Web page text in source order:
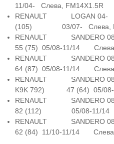
11/04- Слева, FM14X1.5R
RENAULT LOGAN 04-
(105) 03/07- Слева,
RENAULT
55 (75) 05/08-11/14 Слева,
RENAULT
64 (87) 05/08-11/14 Слева,
RENAULT SANDERO
K9K 792) 47 (64) 05/08-
RENAULT
82 (112) 05/08-11/14
RENAULT
62 (84) 11/10-11/14 Слева,